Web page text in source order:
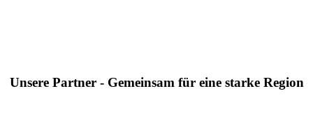
Unsere Partner - Gemeinsam für eine starke Region